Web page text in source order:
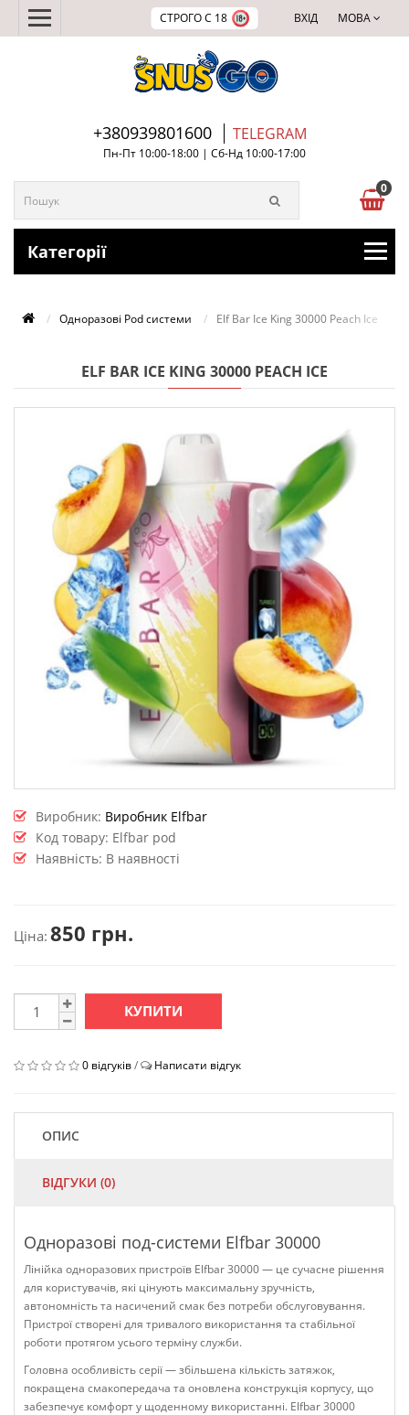
СТРОГО С 18 МОВА
ВХІД
+380939801600 TELEGRAM
Пн-Пт 10:00-18:00 | Сб-Нд 10:00-17:00
0
Категорії
Одноразові Pod системи Elf Bar Ice King 30000 Peach Ice
ELF BAR ICE KING 30000 PEACH ICE
Виробник: Виробник Elfbar
Код товару: Elfbar pod
Наявність: В наявності
Ціна: 850 грн.
КУПИТИ
0 відгуків/ Написати відгук
ОПИС
ВІДГУКИ (0)
Одноразові под-системи Elfbar 30000
Лінійка одноразових пристроїв Elfbar 30000 — це сучасне рішення
для користувачів, які цінують максимальну зручність,
автономність та насичений смак без потреби обслуговування.
Пристрої створені для тривалого використання та стабільної
роботи протягом усього терміну служби.
Головна особливість серії — збільшена кількість затяжок,
покращена смакопередача та оновлена конструкція корпусу, що
забезпечує комфорт у щоденному використанні. Elfbar 30000